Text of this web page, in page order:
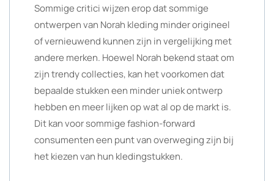
Sommige critici wijzen erop dat sommige
ontwerpen van Norah kleding minder origineel
of vernieuwend kunnen zijn in vergelijking met
andere merken. Hoewel Norah bekend staat om
zijn trendy collecties, kan het voorkomen dat
bepaalde stukken een minder uniek ontwerp
hebben en meer lijken op wat al op de markt is.
Dit kan voor sommige fashion-forward
consumenten een punt van overweging zijn bij
het kiezen van hun kledingstukken.